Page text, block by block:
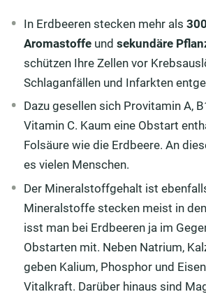
In Erdbeeren stecken mehr als
Aromastoffe und sekundäre
schützen Ihre Zellen vor
Schlaganfällen und Infarkten
Dazu gesellen sich Provitamin A,
Vitamin C. Kaum eine Obstart
Folsäure wie die Erdbeere. An
es vielen Menschen.
Der Mineralstoffgehalt ist
Mineralstoffe stecken meist in
isst man bei Erdbeeren ja im
Obstarten mit. Neben Natrium,
geben Kalium, Phosphor und
Vitalkraft. Darüber hinaus sind